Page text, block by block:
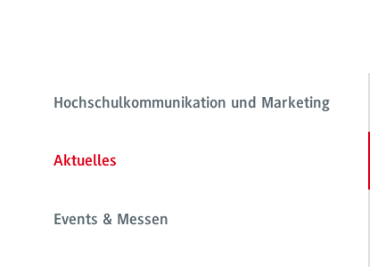
Hochschulkommunikation und Marketing
Aktuelles
Events & Messen